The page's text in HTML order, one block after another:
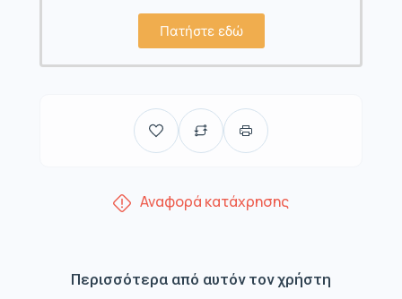
Πατήστε εδώ
Αναφορά κατάχρησης
Περισσότερα από αυτόν τον χρήστη